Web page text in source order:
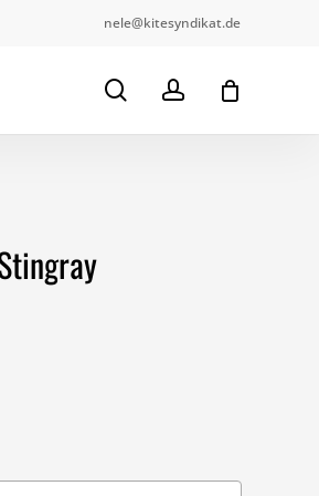
nele@kitesyndikat.de
searchaccount